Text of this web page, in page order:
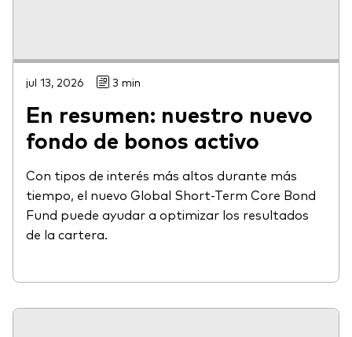
jul 13, 2026 3 min
En resumen: nuestro nuevo
fondo de bonos activo
Con tipos de interés más altos durante más
tiempo, el nuevo Global Short-Term Core Bond
Fund puede ayudar a optimizar los resultados
de la cartera.